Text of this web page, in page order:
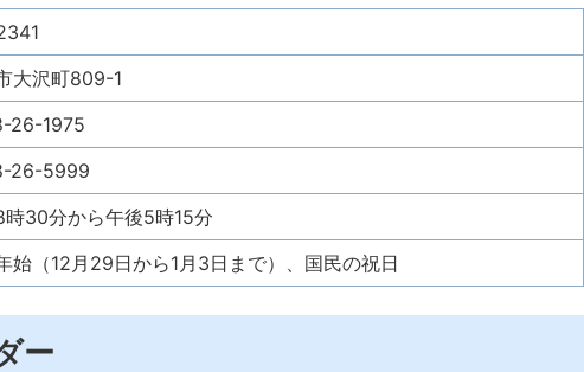
大沢町809-1
26-1975
26-5999
時30分から午後5時15分
始（12月29日から1月3日まで）、国民の祝日
ー